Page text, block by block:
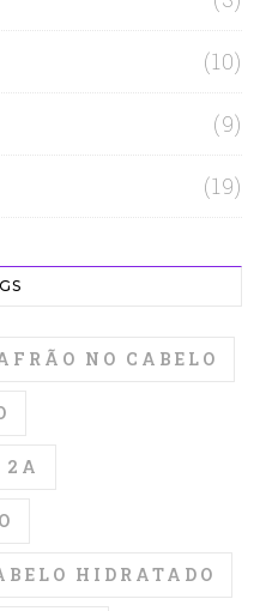
(10)
(9)
(19)
NO CABELO
2A
HIDRATADO